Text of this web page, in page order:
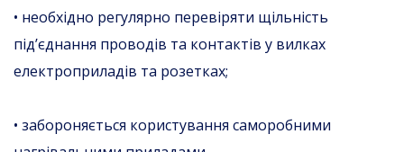
• необхідно регулярно перевіряти щільність
під’єднання проводів та контактів у вилках
електроприладів та розетках;
• забороняється користування саморобними